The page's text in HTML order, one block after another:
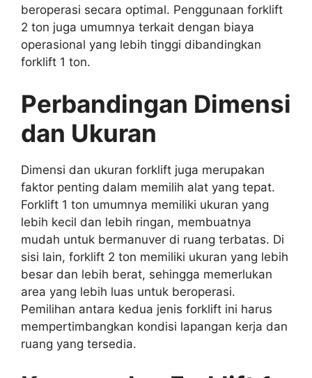
beroperasi secara optimal. Penggunaan forklift
2 ton juga umumnya terkait dengan biaya
operasional yang lebih tinggi dibandingkan
forklift 1 ton.
Perbandingan Dimensi
dan Ukuran
Dimensi dan ukuran forklift juga merupakan
faktor penting dalam memilih alat yang tepat.
Forklift 1 ton umumnya memiliki ukuran yang
lebih kecil dan lebih ringan, membuatnya
mudah untuk bermanuver di ruang terbatas. Di
sisi lain, forklift 2 ton memiliki ukuran yang lebih
besar dan lebih berat, sehingga memerlukan
area yang lebih luas untuk beroperasi.
Pemilihan antara kedua jenis forklift ini harus
mempertimbangkan kondisi lapangan kerja dan
ruang yang tersedia.